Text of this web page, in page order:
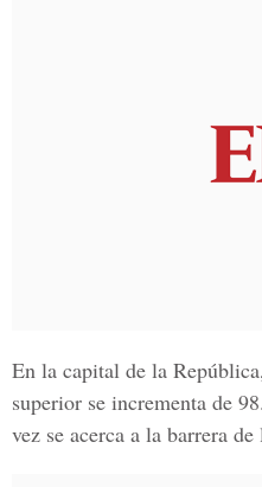
En la capital de la
superior se incrementa de
vez se acerca a la barrera de